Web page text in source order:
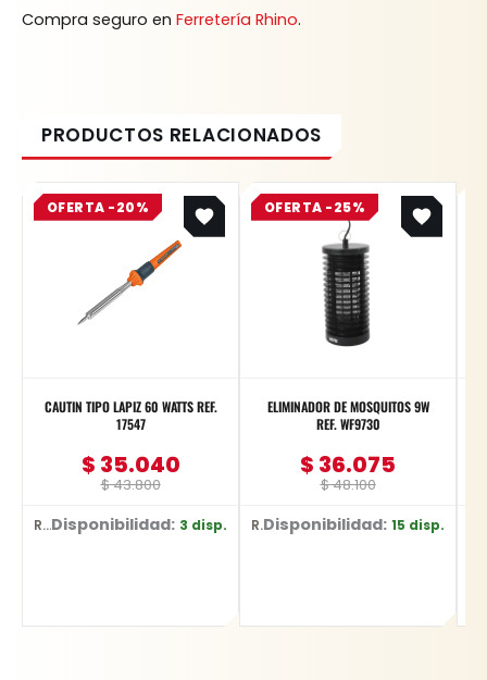
Compra seguro en Ferretería Rhino.
OFERTA -20%
CAUTIN TIPO LAPIZ 60 WATTS REF.
17547
$43.800
Original
price
was:
$ 43.800.
$ 35.040
Current
price
is:
$ 35.040.
Ref: 17547Disponibilidad: 3 disp.
OFERTA -25%
ELIMINADOR DE MOSQUITOS 9W
REF. WF9730
$48.100
Original
price
was:
$ 48.100.
$ 36.075
Current
price
is:
$ 36.075.
Ref: WF9730Disponibilidad: 15 disp.